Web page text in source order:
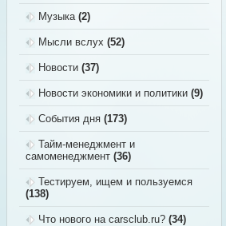
Музыка(2)
Мысли вслух (52)
Новости (37)
Новости экономики и политики (9)
События дня (173)
Тайм-менеджмент и
самоменеджмент (36)
Тестируем, ищем и пользуемся
(138)
Что нового на carsclub.ru? (34)